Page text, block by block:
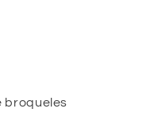
broqueles